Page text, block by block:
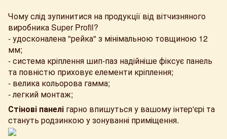
Чому слід зупинитися на продукції від вітчизняного
виробника Super Profil?
- удосконалена "рейка" з мінімальною товщиною 12
мм;
- система кріплення шип-паз надійніше фіксує панель
та повністю приховує елементи кріплення;
- велика кольорова гамма;
- легкий монтаж;
Стінові панелі гарно впишуться у вашому інтер'єрі та
стануть родзинкою у зонуванні приміщення.